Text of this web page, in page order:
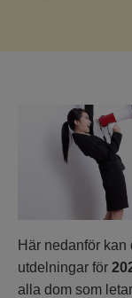
Här nedanför
utdelningar för
alla dom som